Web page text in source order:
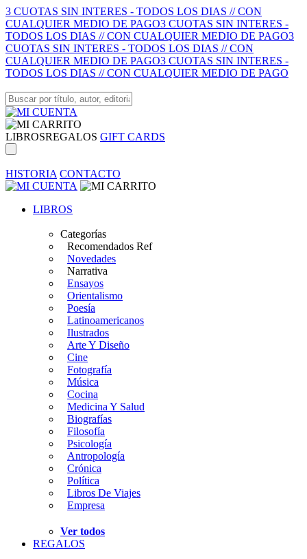
3 CUOTAS SIN INTERES - TODOS LOS DIAS // CON
CUALQUIER MEDIO DE PAGO3 CUOTAS SIN INTERES -
TODOS LOS DIAS // CON CUALQUIER MEDIO DE PAGO3
CUOTAS SIN INTERES - TODOS LOS DIAS // CON
CUALQUIER MEDIO DE PAGO3 CUOTAS SIN INTERES -
TODOS LOS DIAS // CON CUALQUIER MEDIO DE PAGO
LIBROSREGALOS GIFT CARDS
HISTORIA CONTACTO
LIBROS
Categorías
Recomendados Ref
Novedades
Narrativa
Ensayos
Orientalismo
Poesía
Latinoamericanos
Ilustrados
Arte Y Diseño
Cine
Fotografía
Música
Cocina
Medicina Y Salud
Biografías
Filosofía
Psicología
Antropología
Crónica
Política
Libros De Viajes
Empresa
Ver todos
REGALOS